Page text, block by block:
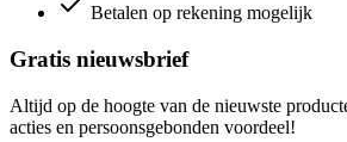
Betalen op rekening mogelijk
Gratis nieuwsbrief
Altijd op de hoogte van de nieuwste
acties en persoonsgebonden voordeel!